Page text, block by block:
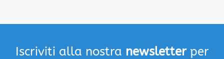
Iscriviti alla nostra newsletterper